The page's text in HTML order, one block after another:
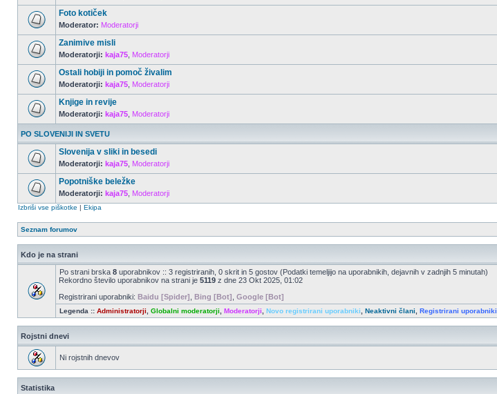
Foto kotiček
Moderator: Moderatorji
Zanimive misli
Moderatorji: kaja75 Moderatorji
Ostali hobiji in pomoč živalim
Moderatorji: kaja75 Moderatorji
Knjige in revije
Moderatorji: kaja75 Moderatorji
PO SLOVENIJI IN SVETU
Slovenija v sliki in besedi
Moderatorji: kaja75 Moderatorji
Popotniške beležke
Moderatorji: kaja75 Moderatorji
Izbriši vse piškotke | Ekipa
Seznam forumov
Kdo je na strani
Po strani brska 8 uporabnikov :: 3 registriranih, 0 skrit in 5 gostov (Podatki temeljijo na uporabnikih, dejavnih v zadnjih 5 minutah)
Rekordno število uporabnikov na strani je 5119 z dne 23 Okt 2025, 01:02
Registrirani uporabniki: Baidu [Spider] Bing [Bot] Google [Bot]
Legenda :: Administratorji Globalni moderatorji Moderatorji Novo registrirani uporabniki Neaktivni člani Registrirani uporabniki
Rojstni dnevi
Ni rojstnih dnevov
Statistika